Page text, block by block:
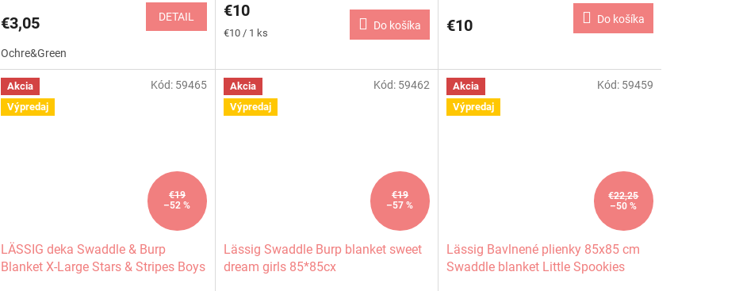
€3,05 DETAIL
Ochre&Green
€10
Jednotková
€10 / 1 ks
Do košíka €10 Do košíka
Akcia
Výpredaj
€19
–52 %
LÄSSIG deka Swaddle & Burp
Blanket X-Large Stars & Stripes Boys
Kód: 59465
Akcia
Výpredaj
€19
–57 %
Lässig Swaddle Burp blanket sweet
dream girls 85*85cx
Kód: 59462
Akcia
Výpredaj
€22,25
–50 %
Lässig Bavlnené plienky 85x85 cm
Swaddle blanket Little Spookies
Kód: 59459